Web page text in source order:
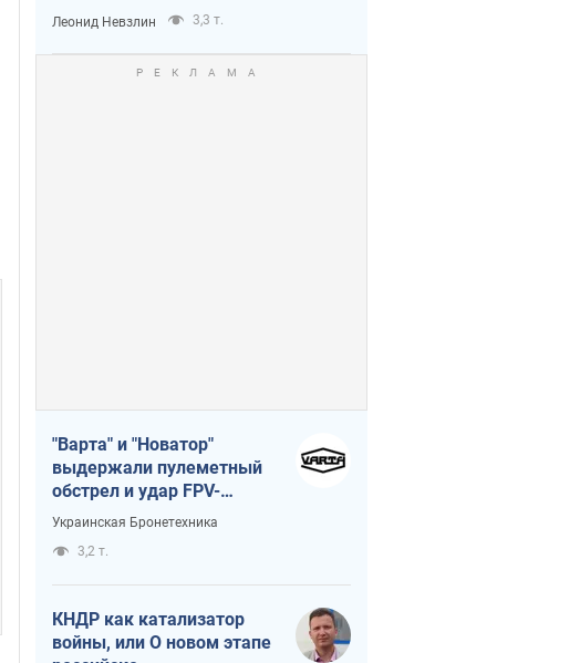
Леонид Невзлин 3,3 т.
"Варта" и "Новатор"
выдержали пулеметный
обстрел и удар FPV-
дрона, сохранив жизнь
Украинская Бронетехника
3,2 т.
КНДР как катализатор
войны, или О новом этапе